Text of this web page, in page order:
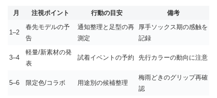
月 注視ポイント 行動の目安 備考
1–2
春先モデルの予
告
通知整理と足型の再
測定
厚手ソックス期の感触を
記録
3–4
軽量/新素材の発
表
試着イベントの予約 先行カラーの動向に注意
5–6 限定色/コラボ 用途別の候補整理
梅雨どきのグリップ再確
認